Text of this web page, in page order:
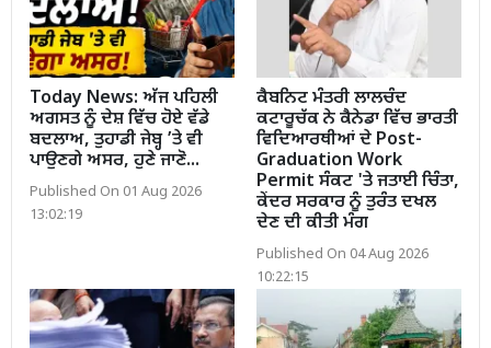
Today News: ਅੱਜ ਪਹਿਲੀ
ਅਗਸਤ ਨੂੰ ਦੇਸ਼ ਵਿੱਚ ਹੋਏ ਵੱਡੇ
ਬਦਲਾਅ, ਤੁਹਾਡੀ ਜੇਬ੍ਹ ’ਤੇ ਵੀ
ਪਾਉਣਗੇ ਅਸਰ, ਹੁਣੇ ਜਾਣੋ...
Published On 01 Aug 2026
13:02:19
ਕੈਬਨਿਟ ਮੰਤਰੀ ਲਾਲਚੰਦ
ਕਟਾਰੂਚੱਕ ਨੇ ਕੈਨੇਡਾ ਵਿੱਚ ਭਾਰਤੀ
ਵਿਦਿਆਰਥੀਆਂ ਦੇ Post-
Graduation Work
Permit ਸੰਕਟ 'ਤੇ ਜਤਾਈ ਚਿੰਤਾ,
ਕੇਂਦਰ ਸਰਕਾਰ ਨੂੰ ਤੁਰੰਤ ਦਖਲ
ਦੇਣ ਦੀ ਕੀਤੀ ਮੰਗ
Published On 04 Aug 2026
10:22:15